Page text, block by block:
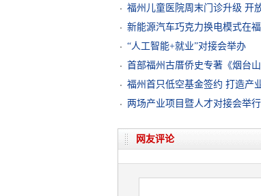
福州儿童医院周末门诊升级 开
新能源汽车巧克力换电模式在
“人工智能+就业”对接会举办
首部福州古厝侨史专著《烟台
福州首只低空基金签约 打造产
两场产业项目暨人才对接会举行
网友评论